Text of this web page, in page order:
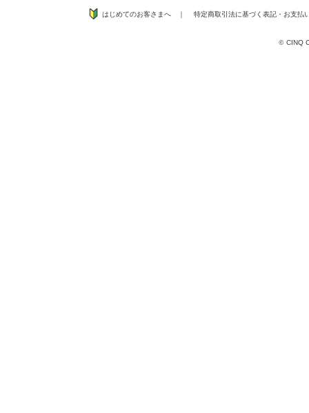
はじめてのお客さまへ ｜ 特定商取引法に基づく表記 ・ お支払
© CINQ